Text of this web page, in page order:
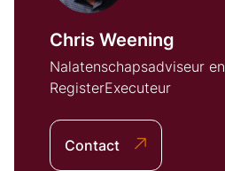
Chris Weening
Nalatenschapsadviseur en
RegisterExecuteur
Contact